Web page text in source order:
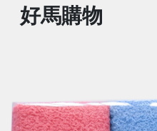
好馬購物